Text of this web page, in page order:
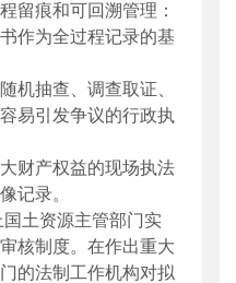
留痕和可回溯管理：
作为全过程记录的基
机抽查、调查取证、
易引发争议的行政执
财产权益的现场执法
记录。
国 土资源主管部门实
核制度。在作出重大
的法制工作机构对拟